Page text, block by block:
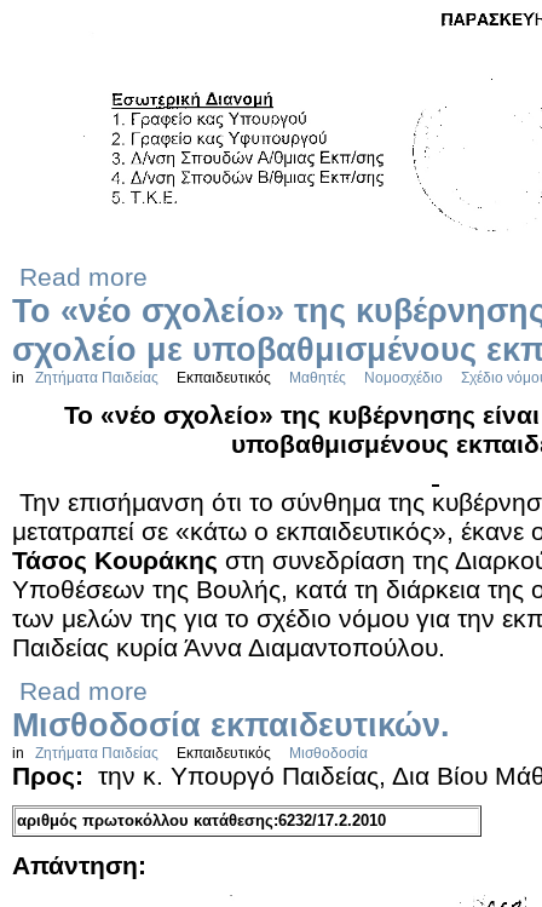
Read more
Το «νέο σχολείο» της
σχολείο με υποβαθμισμένους
in Ζητήματα Παιδείας Εκπαιδευτικός Μαθητές Νομοσχέδιο Σχέδιο
Το «νέο σχολείο» της κυβέρνησης
υποβαθμισμένους
Την επισήμανση ότι το σύνθημα της
μετατραπεί σε «κάτω ο εκπαιδευτικός», έκανε
Τάσος Κουράκης στη συνεδρίαση της
Υποθέσεων της Βουλής, κατά τη διάρκεια
των μελών της για το σχέδιο νόμου για την
Παιδείας κυρία Άννα Διαμαντοπούλου.
Read more
Μισθοδοσία εκπαιδευτικών.
in Ζητήματα Παιδείας Εκπαιδευτικός Μισθοδοσία
Προς: την κ. Υπουργό Παιδείας, Δια Βίου
αριθμός πρωτοκόλλου κατάθεσης:6232/17.2.2010
Απάντηση: